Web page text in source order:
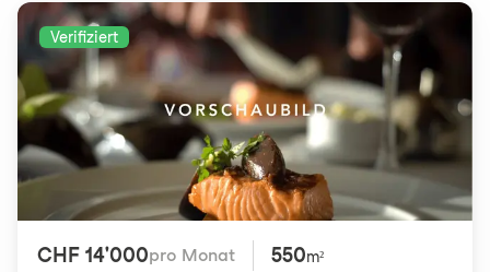
Verifiziert
CHF 14'000pro Monat 550m²